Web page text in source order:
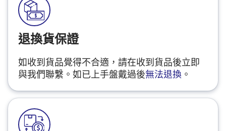
退換貨保證
如收到貨品覺得不合適，請在收到貨品後立即
與我們聯繫。如已上手盤戴過後無法退換 。